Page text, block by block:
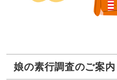
娘の素行調査のご案内